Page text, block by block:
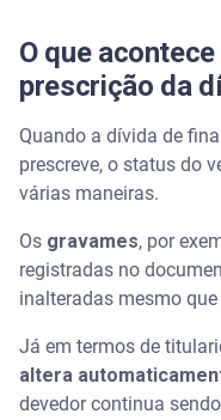
O que
prescrição da
Quando a dívida de
prescreve, o status do
várias maneiras.
Os gravames, por
registradas no
inalteradas mesmo
Já em termos de
altera
devedor continua